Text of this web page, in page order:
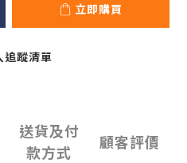
立即購買
追蹤清單
送貨及付
款方式
顧客評價